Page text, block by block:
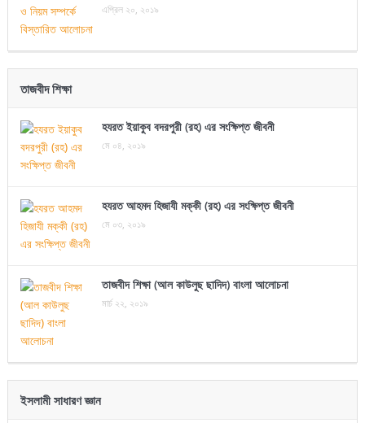
এপ্রিল ২০, ২০১৯
তাজবীদ শিক্ষা
হযরত ইয়াকুব বদরপুরী (রহ) এর সংক্ষিপ্ত জীবনী
মে ০৪, ২০১৯
হযরত আহমদ হিজাযী মক্কী (রহ) এর সংক্ষিপ্ত জীবনী
মে ০৩, ২০১৯
তাজবীদ শিক্ষা (আল কাউলুছ ছাদিদ) বাংলা আলোচনা
মার্চ ২২, ২০১৯
ইসলামী সাধারণ জ্ঞান